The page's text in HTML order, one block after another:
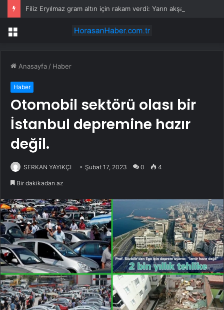
Menü
Anasayfa / Haber
Haber
Otomobil sektörü olası bir
İstanbul depremine hazır
değil.
SERKAN YAYIKÇI Şubat 17, 2023 0 4
Bir dakikadan az